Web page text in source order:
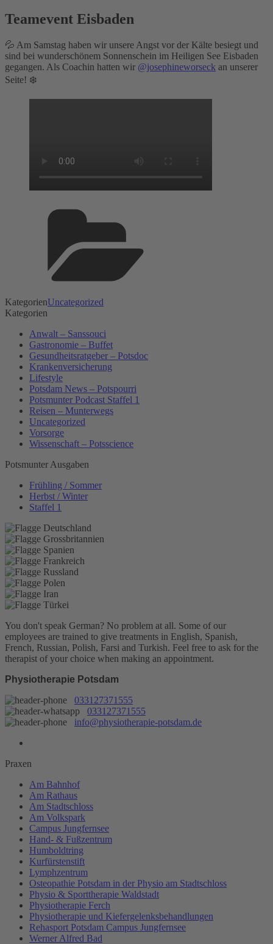
Teamevent Eisbaden
💦 Am Samstag haben wir unsere Angst vor der Kälte besiegt und
sind bei wunderschönem Sonnenschein im Heiligen See Eisbaden
gegangen. Als Coachin hatten wir @josephineworseck an unserer
Seite! ❄️
KategorienUncategorized
Kategorien
Anwalt – Sanssouci
Gastronomie – Buffet
Gesundheitsratgeber – Potsdoc
Krankenversicherung
Lifestyle
Potsdam News – Potspourri
Potsmunter Podcast Staffel 1
Reisen – Munterwegs
Uncategorized
Vorsorge
Wissenschaft – Potsscience
Potsmunter Ausgaben
Frühling / Sommer
Herbst / Winter
Staffel 1
You don't speak German? No problem at all. Some of our
employees are trained to give treatments in English, Spanish,
French, Russian, Polish, Farsi and Turkish. Feel free to ask for the
therapist of your choice when making an appointment.
Physiotherapie Potsdam
033127371555
033127371555
info@physiotherapie-potsdam.de
Praxen
Am Bahnhof
Am Rathaus
Am Stadtschloss
Am Volkspark
Campus Jungfernsee
Hand- & Fußzentrum
Humboldtring
Kurfürstenstift
Lymphzentrum
Osteopathie Potsdam in der Physio am Stadtschloss
Physio & Sporttherapie Waldstadt
Physiotherapie Ferch
Physiotherapie und Kiefergelenksbehandlungen
Rehasport Potsdam Campus Jungfernsee
Werner Alfred Bad